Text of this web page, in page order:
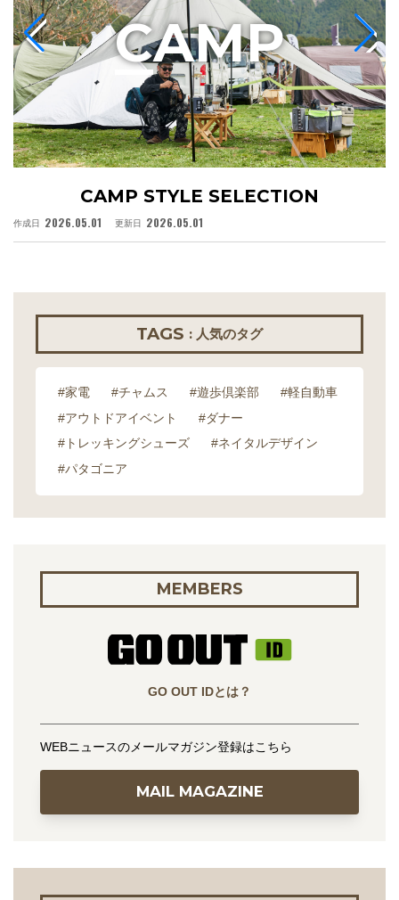
CAMP STYLE SELECTION
作成日 2026.05.01 更新日 2026.05.01
CAMP
TAGS : 人気のタグ
#家電 #チャムス #遊歩倶楽部
#軽自動車
#アウトドアイベント
#ダナー
#トレッキングシューズ
#ネイタルデザイン
#パタゴニア
MEMBERS
GO OUT IDとは？
WEBニュースのメールマガジン登録はこちら
MAIL MAGAZINE